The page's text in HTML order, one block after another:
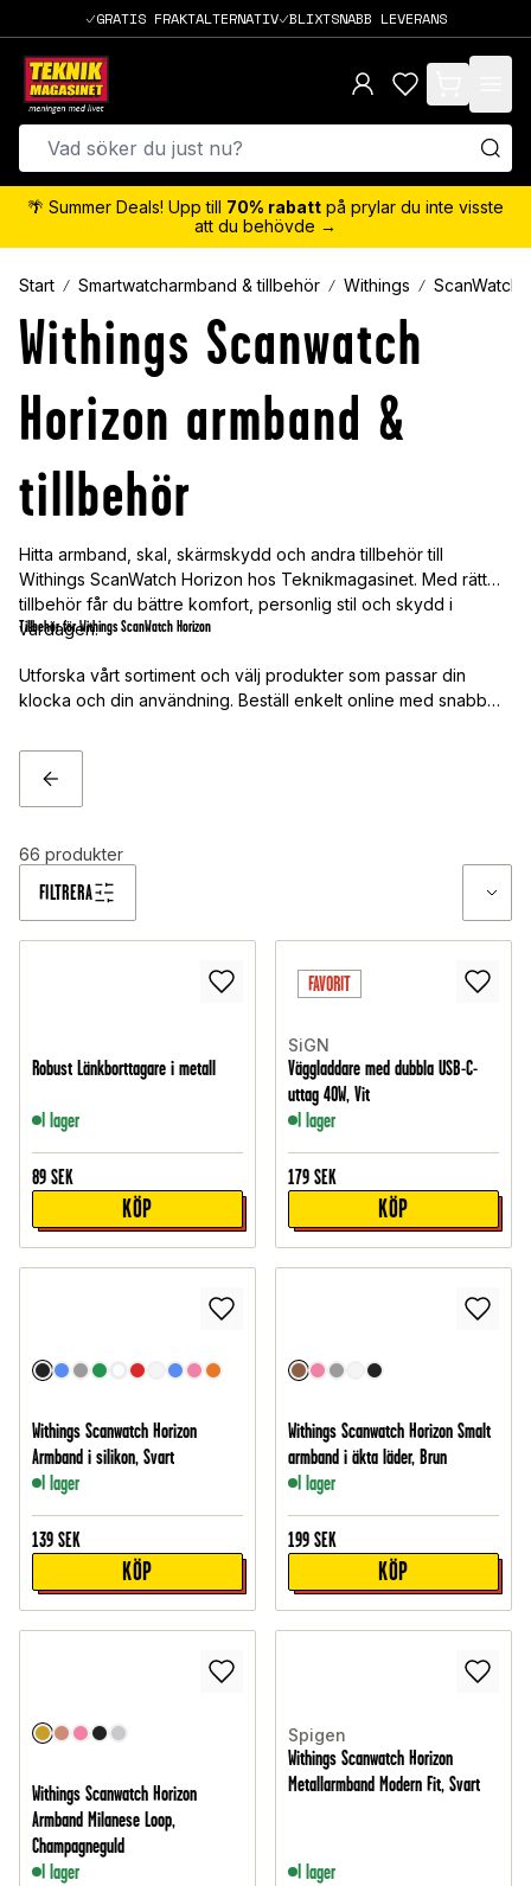
GRATIS FRAKTALTERNATIV BLIXTSNABB LEVERANS
items in cart,
🌴 Summer Deals! Upp till 70% rabatt på prylar du inte visste
att du behövde →
Start Smartwatcharmband & tillbehör Withings ScanWatch
Withings Scanwatch
Horizon armband &
tillbehör
Hitta armband, skal, skärmskydd och andra tillbehör till
Withings ScanWatch Horizon hos Teknikmagasinet. Med rätt
tillbehör får du bättre komfort, personlig stil och skydd i
vardagen.
Tillbehör för Withings ScanWatch Horizon
Utforska vårt sortiment och välj produkter som passar din
klocka och din användning. Beställ enkelt online med snabb
TILLBAKA
FILTRERA
66 produkter
Robust Länkborttagare i metall
I lager
89 SEK
KÖP
FAVORIT
SiGN
Väggladdare med dubbla USB-C-
uttag 40W, Vit
I lager
179 SEK
KÖP
Withings Scanwatch Horizon
Armband i silikon, Svart
I lager
139 SEK
KÖP
Withings Scanwatch Horizon Smalt
armband i äkta läder, Brun
I lager
199 SEK
KÖP
Withings Scanwatch Horizon
Armband Milanese Loop,
Champagneguld
I lager
Spigen
Withings Scanwatch Horizon
Metallarmband Modern Fit, Svart
I lager